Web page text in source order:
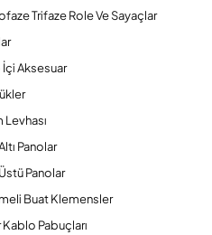
Trifaze Role Ve Sayaçlar
İçi Aksesuar
Levhası
Panolar
Panolar
Buat Klemensler
Kablo Pabuçları